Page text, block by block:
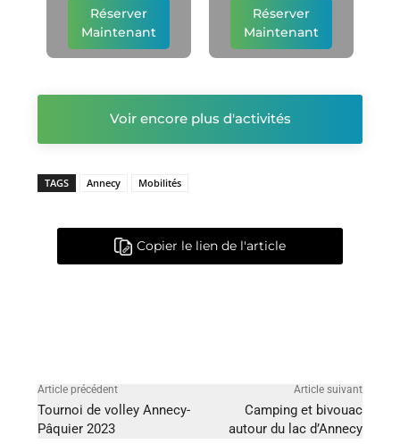
Réserver
Maintenant
Réserver
Maintenant
Voir encore plus d'activités
TAGS Annecy Mobilités
Copier le lien de l'article
Article précédent
Tournoi de volley Annecy-
Pâquier 2023
Article suivant
Camping et bivouac
autour du lac d’Annecy